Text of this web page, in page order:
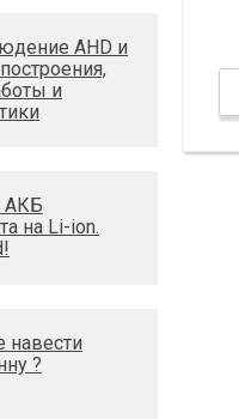
AHD и
и
АКБ
на Li-ion.
навести
?